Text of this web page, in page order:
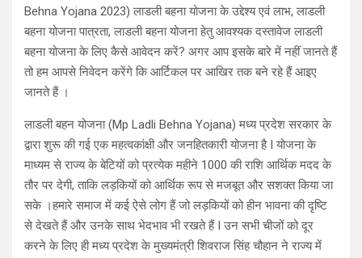
Behna Yojana 2023) लाडली बहना योजना के उद्देश्य एवं लाभ, लाडली
बहना योजना पात्रता, लाडली बहना योजना हेतु आवश्यक दस्तावेज लाडली
बहना योजना के लिए कैसे आवेदन करें? अगर आप इसके बारे में नहीं जानते हैं
तो हम आपसे निवेदन करेंगे कि आर्टिकल पर आखिर तक बने रहे हैं आइए
जानते हैं ।
लाडली बहन योजना (Mp Ladli Behna Yojana) मध्य प्रदेश सरकार के
द्वारा शुरू की गई एक महत्वकांक्षी और जनहितकारी योजना है I योजना के
माध्यम से राज्य के बेटियों को प्रत्येक महीने 1000 की राशि आर्थिक मदद के
तौर पर देगी, ताकि लड़कियों को आर्थिक रूप से मजबूत और सशक्त किया जा
सके ।हमारे समाज में कई ऐसे लोग हैं जो लड़कियों को हीन भावना की दृष्टि
से देखते हैं और उनके साथ भेदभाव भी रखते हैं I उन सभी चीजों को दूर
करने के लिए ही मध्य प्रदेश के मुख्यमंत्री शिवराज सिंह चौहान ने राज्य में